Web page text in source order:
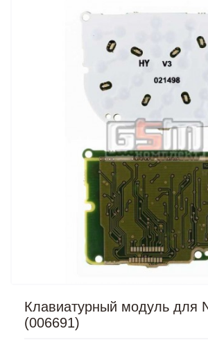
Клавиатурный модуль для
(006691)